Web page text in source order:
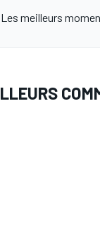
Les meilleurs